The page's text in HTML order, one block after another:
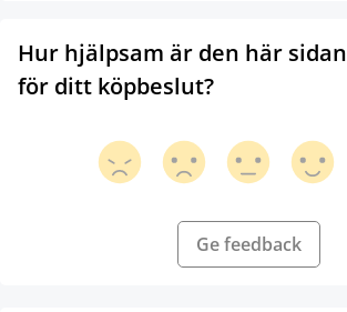
Hur hjälpsam är den här sidan
för ditt köpbeslut?
Ge feedback